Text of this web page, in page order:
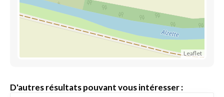
Leaflet
D'autres résultats pouvant vous intéresser :